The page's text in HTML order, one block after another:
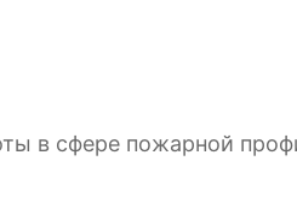
в сфере пожарной